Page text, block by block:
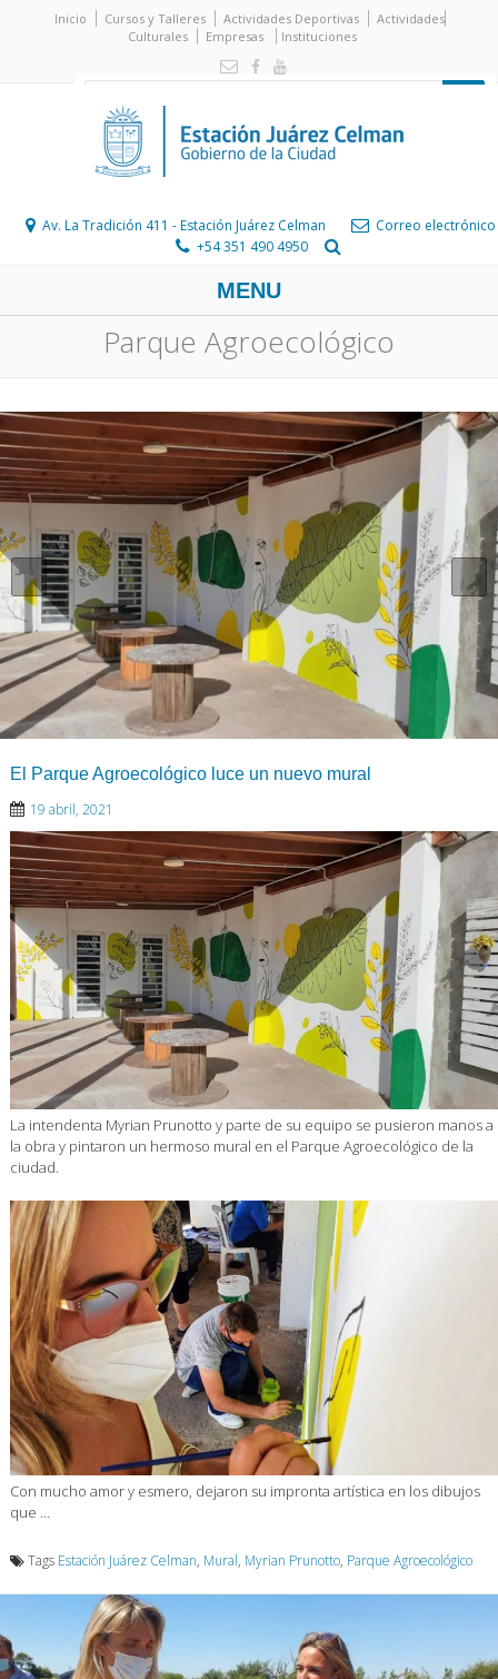
Inicio Cursos y Talleres Actividades Deportivas
Actividades
Culturales
Empresas Instituciones
Av. La Tradición 411 - Estación Juárez Celman
Correo electrónico
+54 351 490 4950
MENU
Parque Agroecológico
El Parque Agroecológico luce un nuevo mural
19 abril, 2021
La intendenta Myrian Prunotto y parte de su equipo se pusieron manos a
la obra y pintaron un hermoso mural en el Parque Agroecológico de la
ciudad.
Con mucho amor y esmero, dejaron su impronta artística en los dibujos
que …
Tags Estación Juárez Celman, Mural, Myrian Prunotto, Parque Agroecológico